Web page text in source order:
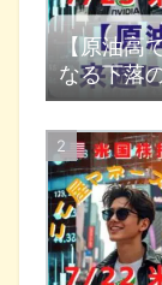
【原油高
なる下落